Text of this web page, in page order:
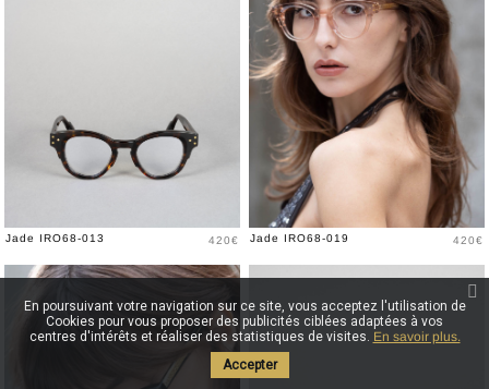
Jade IRO68-013 Prix
420€ Jade IRO68-019 Prix
420€
En poursuivant votre navigation sur ce site, vous acceptez l'utilisation de
Cookies pour vous proposer des publicités ciblées adaptées à vos
centres d'intérêts et réaliser des statistiques de visites. En savoir plus.
Accepter